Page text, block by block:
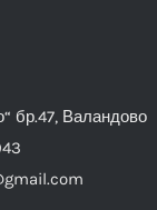
бр.47, Валандово